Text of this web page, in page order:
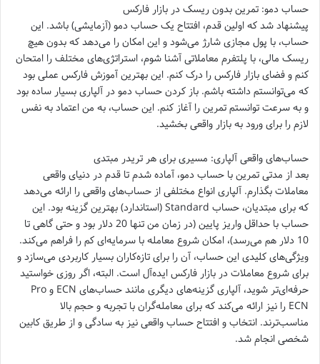
حساب دمو: تمرین بدون ریسک در بازار فارکس
پیشنهاد شد که اولین قدم، افتتاح یک حساب دمو (آزمایشی) باشد. این
حساب، با پول مجازی شارژ می‌شود و این امکان را می‌دهد که بدون هیچ
ریسک مالی، با پلتفرم معاملاتی آشنا شوم، استراتژی‌های مختلف را امتحان
کنم و فضای بازار فارکس را درک کنم. این بهترین آموزش فارکس عملی بود
که می‌توانستم داشته باشم. باز کردن حساب دمو در آلپاری بسیار ساده بود
و به سرعت توانستم تمرین را آغاز کنم. این حساب، به من اعتماد به نفس
لازم را برای ورود به بازار واقعی بخشید.
حساب‌های واقعی آلپاری: مسیری برای هر تریدر مبتدی
بعد از مدتی تمرین با حساب دمو، آماده شدم تا قدم در دنیای واقعی
معاملات بگذارم. آلپاری انواع مختلفی از حساب‌های واقعی را ارائه می‌دهد
که برای مبتدیان، حساب Standard (استاندارد) بهترین گزینه بود. این
حساب با حداقل واریز پایین (در زمان من تنها 20 دلار بود و حتی گاهی تا
10 دلار هم می‌رسد)، امکان شروع معامله با سرمایه‌ای کم را فراهم می‌کند.
ویژگی‌های کلیدی این حساب، آن را برای تازه‌کاران بسیار کاربردی می‌سازد و
برای شروع معاملات در بازار فارکس ایده‌آل است. البته، اگر روزی خواستید
حرفه‌ای‌تر شوید، آلپاری گزینه‌های دیگری مانند حساب‌های ECN و Pro
ECN را نیز ارائه می‌کند که برای معامله‌گران با تجربه و حجم بالا
مناسب‌ترند. انتخاب و افتتاح حساب واقعی نیز به سادگی و از طریق کابین
شخصی انجام شد.